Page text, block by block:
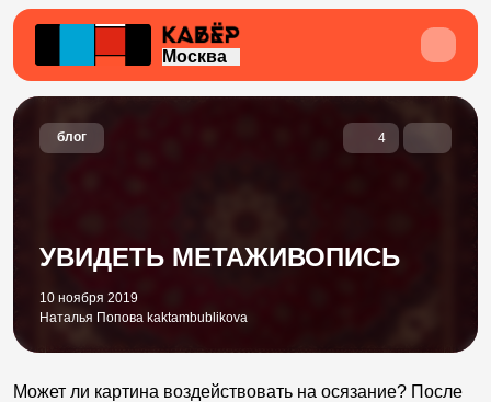
Москва
блог 4
УВИДЕТЬ МЕТАЖИВОПИСЬ
10 ноября 2019
Наталья Попова kaktambublikova
Может ли картина воздействовать на осязание? После